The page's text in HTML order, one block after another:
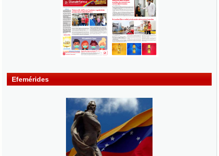
Efemérides